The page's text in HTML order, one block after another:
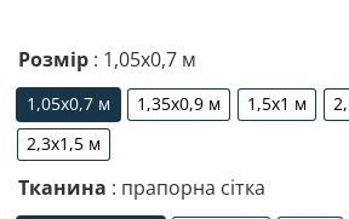
Розмір : 1,05х0,7 м
1,05х0,7 м
1,05х0,7 м
1,35х0,9 м
1,35х0,9 м
1,5х1 м
1,5х1 м
2,3х1,5 м
2,3х1,5 м
Тканина : прапорна сітка